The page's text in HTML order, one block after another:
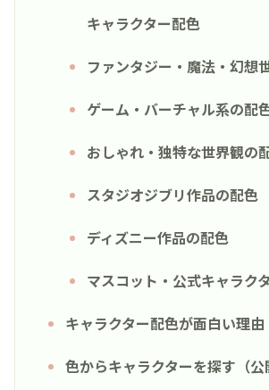
キャラクター配色
ファンタジー・魔法・幻想
ゲーム・バーチャル系の配
おしゃれ・独特な世界観の
スタジオジブリ作品の配色
ディズニー作品の配色
マスコット・公式キャラク
キャラクター配色が面白い理由
色からキャラクターを探す（